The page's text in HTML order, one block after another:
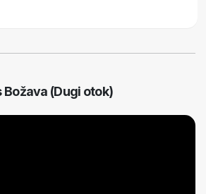
(Dugi otok)